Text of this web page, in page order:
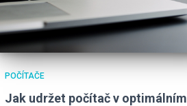
POČÍTAČE
Jak udržet počítač v optimálním